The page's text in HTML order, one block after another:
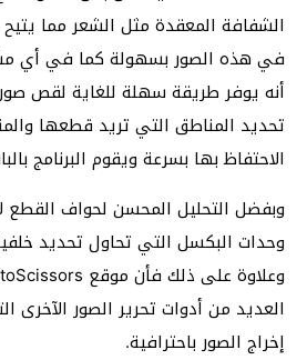
الشفافة المعقدة مثل الشعر مما
في هذه الصور بسهولة كما في أي
أنه يوفر طريقة سهلة للغاية لقص
تحديد المناطق التي تريد قطعها
الاحتفاظ بها بسرعة ويقوم البرنامج
وبفضل التحليل المحسن لحواف القطع
وحدات البكسل التي تحاول تحديد
العديد من أدوات تحرير الصور
إخراج الصور باحترافية.